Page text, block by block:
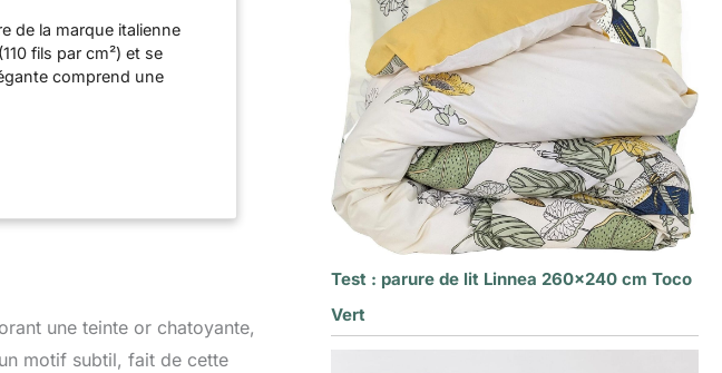
de la marque italienne
fils par cm²) et se
comprend une
noter qu'il peut y
supplémentaires, car
lit Elle est lavable à 60
d'entretien
(max. 150 °C
une teinte or chatoyante,
motif subtil, fait de cette
Test : parure de lit Linnea 260×240 cm Toco
Vert